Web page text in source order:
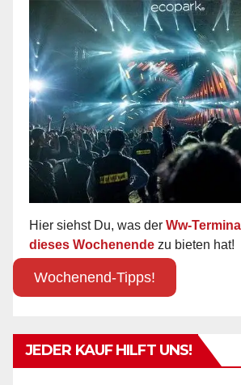
Hier siehst Du, was der Ww-
dieses Wochenende zu bieten hat!
Wochenend-Tipps!
JEDER KAUF HILFT UNS!